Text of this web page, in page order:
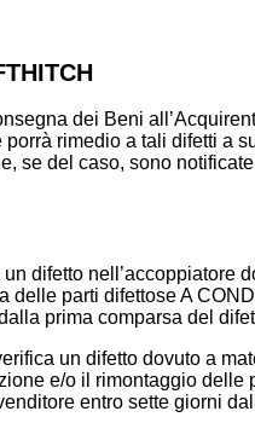
dei Beni
rimedio a tali difetti a
se del caso, sono
difetto nell’accoppiatore
parti difettose A
prima comparsa del
un difetto dovuto a
e/o il rimontaggio delle
entro sette giorni